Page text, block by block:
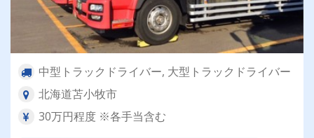
中型トラックドライバー, 大型トラックドライバー
北海道苫小牧市
30万円程度 ※各手当含む